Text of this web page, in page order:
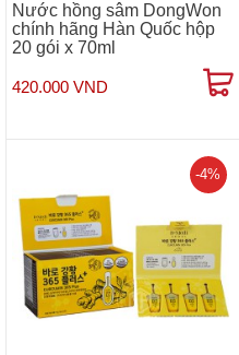
Nước hồng sâm DongWon
chính hãng Hàn Quốc hộp
20 gói x 70ml
420.000 VND
-4%